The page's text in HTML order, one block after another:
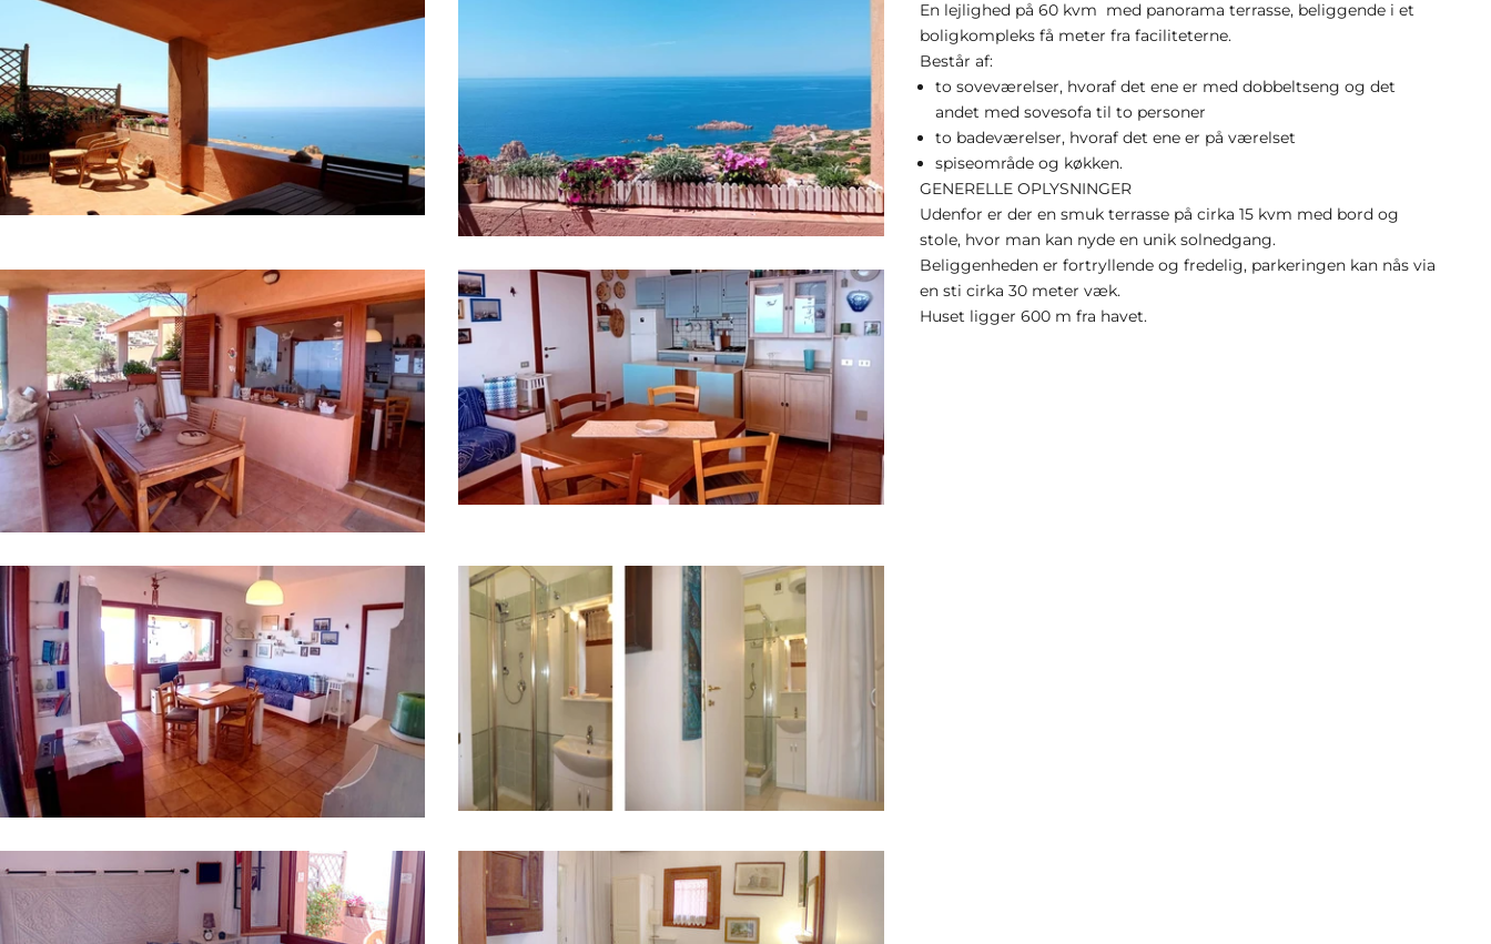
En lejlighed på 60 kvm med panorama terrasse, beliggende i et
boligkompleks få meter fra faciliteterne.
Består af:
to soveværelser, hvoraf det ene er med dobbeltseng og det
andet med sovesofa til to personer
to badeværelser, hvoraf det ene er på værelset
spiseområde og køkken.
GENERELLE OPLYSNINGER
Udenfor er der en smuk terrasse på cirka 15 kvm med bord og
stole, hvor man kan nyde en unik solnedgang.
Beliggenheden er fortryllende og fredelig, parkeringen kan nås via
en sti cirka 30 meter væk.
Huset ligger 600 m fra havet.